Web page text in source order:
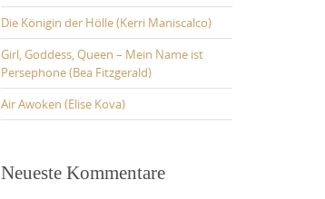
Die Königin der Hölle (Kerri Maniscalco)
Girl, Goddess, Queen – Mein Name ist
Persephone (Bea Fitzgerald)
Air Awoken (Elise Kova)
Neueste Kommentare